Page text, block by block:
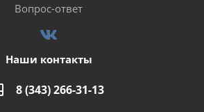
Вопрос-ответ
Наши контакты
8 (343) 266-31-13